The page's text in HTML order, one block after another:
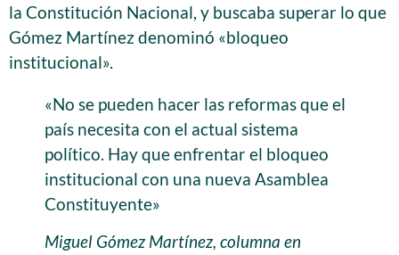
la Constitución Nacional, y buscaba superar lo que
Gómez Martínez denominó «bloqueo
institucional».
«No se pueden hacer las reformas que el
país necesita con el actual sistema
político. Hay que enfrentar el bloqueo
institucional con una nueva Asamblea
Constituyente»
Miguel Gómez Martínez, columna en